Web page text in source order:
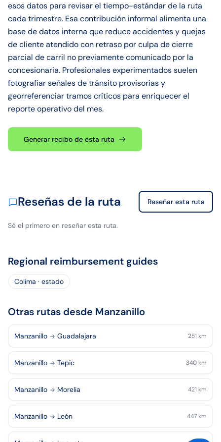
esos datos para revisar el tiempo-estándar de la ruta
cada trimestre. Esa contribución informal alimenta una
base de datos interna que reduce accidentes y quejas
de cliente atendido con retraso por culpa de cierre
parcial de carril no previamente comunicado por la
concesionaria. Profesionales experimentados suelen
fotografiar señales de tránsito provisorias y
georreferenciar tramos críticos para enriquecer el
reporte operativo del mes.
Generar recibo de esta ruta
Reseñas de la ruta Reseñar esta ruta
Sé el primero en reseñar esta ruta.
Regional reimbursement guides
Colima · estado
Otras rutas desde Manzanillo
Manzanillo Guadalajara 251 km
Manzanillo Tepic 340 km
Manzanillo Morelia 421 km
Manzanillo León 447 km